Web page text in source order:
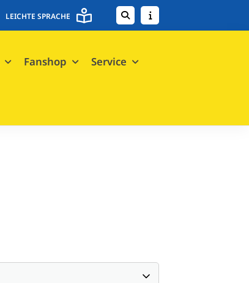
LEICHTE SPRACHE
Fanshop Service